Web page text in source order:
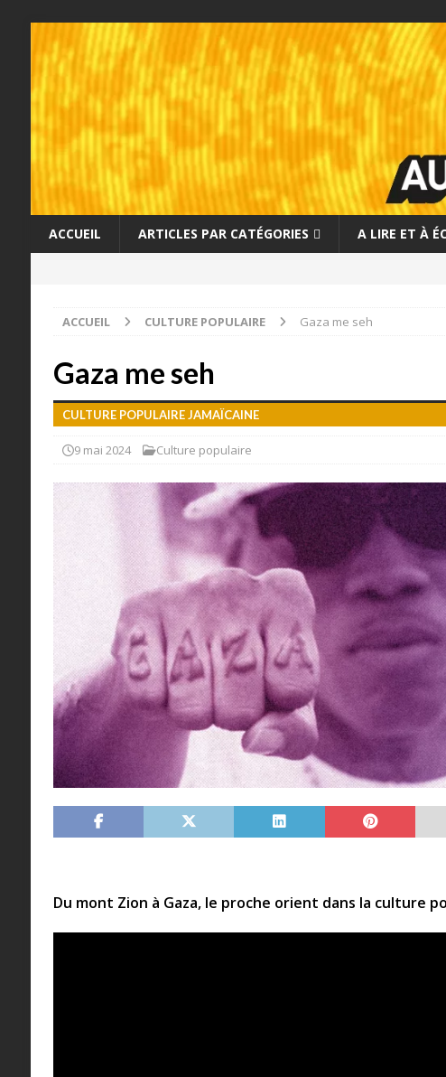
ACCUEIL ARTICLES PAR CATÉGORIES A LIRE ET À
ACCUEIL CULTURE POPULAIRE Gaza me seh
Gaza me seh
CULTURE POPULAIRE JAMAÏCAINE
9 mai 2024 Culture populaire
Du mont Zion à Gaza, le proche orient dans la culture